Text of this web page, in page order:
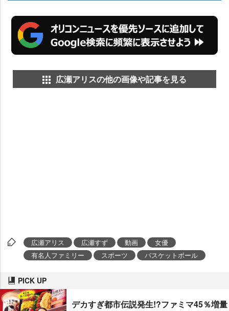
広瀬アリスの他の画像や記事を見る
広瀬アリス 広瀬すず 動画
女優
有名人ファミリー
スポーツ バスケットボール
PICK UP
デカすぎ都市伝説発生!?ファミマ45％増量